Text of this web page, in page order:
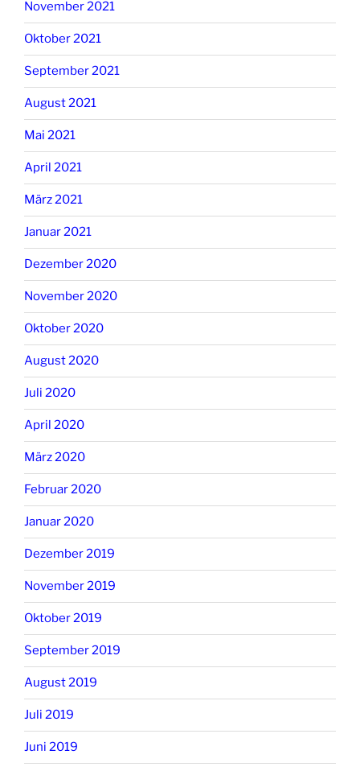
November 2021
Oktober 2021
September 2021
August 2021
Mai 2021
April 2021
März 2021
Januar 2021
Dezember 2020
November 2020
Oktober 2020
August 2020
Juli 2020
April 2020
März 2020
Februar 2020
Januar 2020
Dezember 2019
November 2019
Oktober 2019
September 2019
August 2019
Juli 2019
Juni 2019